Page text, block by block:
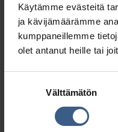
Käytämme evästeitä
ja kävijämäärämme
kumppaneillemme
olet antanut heille tai
Välttämätön